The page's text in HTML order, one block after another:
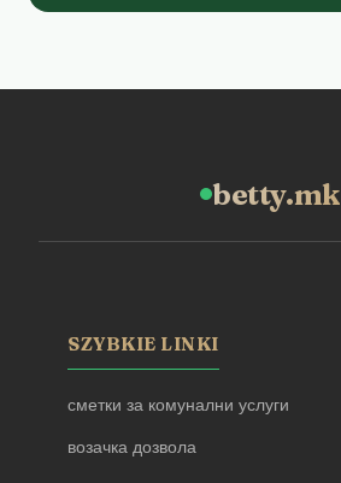
betty.mk
SZYBKIE LINKI
сметки за комунални услуги
возачка дозвола